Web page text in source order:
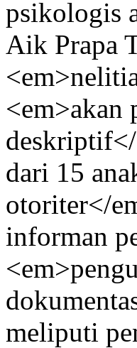
psikologis
Aik Prapa
<em>akan
dari 15
otoriter</
informan
meliputi